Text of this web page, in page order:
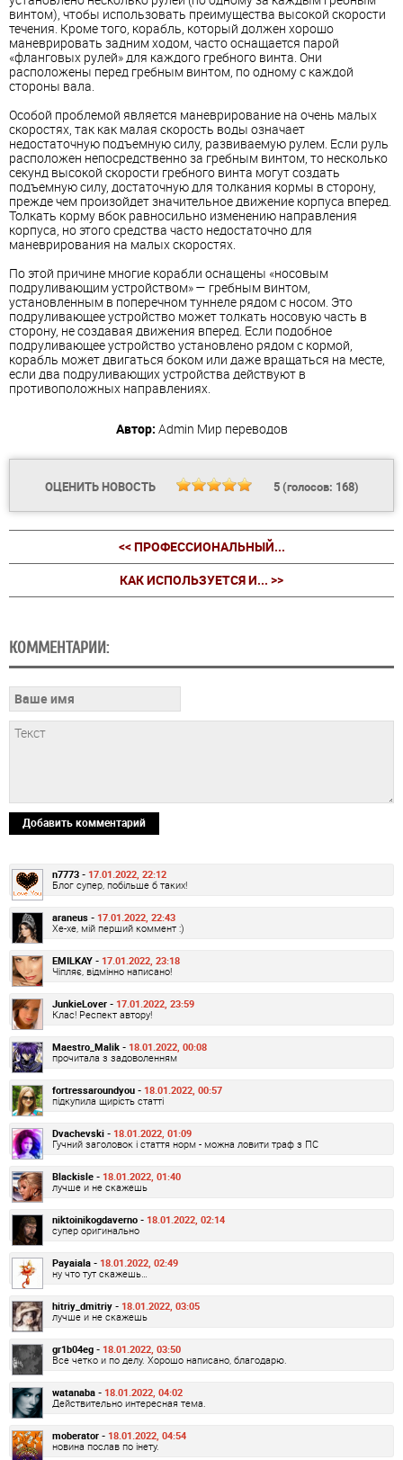
винтом), чтобы использовать преимущества высокой скорости
течения. Кроме того, корабль, который должен хорошо
маневрировать задним ходом, часто оснащается парой
«фланговых рулей» для каждого гребного винта. Они
расположены перед гребным винтом, по одному с каждой
стороны вала.
Особой проблемой является маневрирование на очень малых
скоростях, так как малая скорость воды означает
недостаточную подъемную силу, развиваемую рулем. Если руль
расположен непосредственно за гребным винтом, то несколько
секунд высокой скорости гребного винта могут создать
подъемную силу, достаточную для толкания кормы в сторону,
прежде чем произойдет значительное движение корпуса вперед.
Толкать корму вбок равносильно изменению направления
корпуса, но этого средства часто недостаточно для
маневрирования на малых скоростях.
По этой причине многие корабли оснащены «носовым
подруливающим устройством» — гребным винтом,
установленным в поперечном туннеле рядом с носом. Это
подруливающее устройство может толкать носовую часть в
сторону, не создавая движения вперед. Если подобное
подруливающее устройство установлено рядом с кормой,
корабль может двигаться боком или даже вращаться на месте,
если два подруливающих устройства действуют в
противоположных направлениях.
Автор: Admin Мир переводов
ОЦЕНИТЬ НОВОСТЬ 5(голосов: 168)
<< ПРОФЕССИОНАЛЬНЫЙ...
КАК ИСПОЛЬЗУЕТСЯ И... >>
КОММЕНТАРИИ:
Добавить комментарий
n7773 - 17.01.2022, 22:12
Блог супер, побільше б таких!
araneus - 17.01.2022, 22:43
Хе-хе, мій перший коммент :)
EMILKAY - 17.01.2022, 23:18
Чіпляє, відмінно написано!
JunkieLover - 17.01.2022, 23:59
Клас! Респект автору!
Maestro_Malik - 18.01.2022, 00:08
прочитала з задоволенням
fortressaroundyou - 18.01.2022, 00:57
підкупила щирість статті
Dvachevski - 18.01.2022, 01:09
Гучний заголовок і стаття норм - можна ловити траф з ПС
Blackisle - 18.01.2022, 01:40
лучше и не скажешь
niktoinikogdaverno - 18.01.2022, 02:14
супер оригинально
Payaiala - 18.01.2022, 02:49
ну что тут скажешь…
hitriy_dmitriy - 18.01.2022, 03:05
лучше и не скажешь
gr1b04eg - 18.01.2022, 03:50
Все четко и по делу. Хорошо написано, благодарю.
watanaba - 18.01.2022, 04:02
Действительно интересная тема.
moberator - 18.01.2022, 04:54
новина послав по інету.